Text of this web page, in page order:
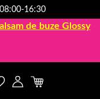
08:00-16:30
de buze Glossy